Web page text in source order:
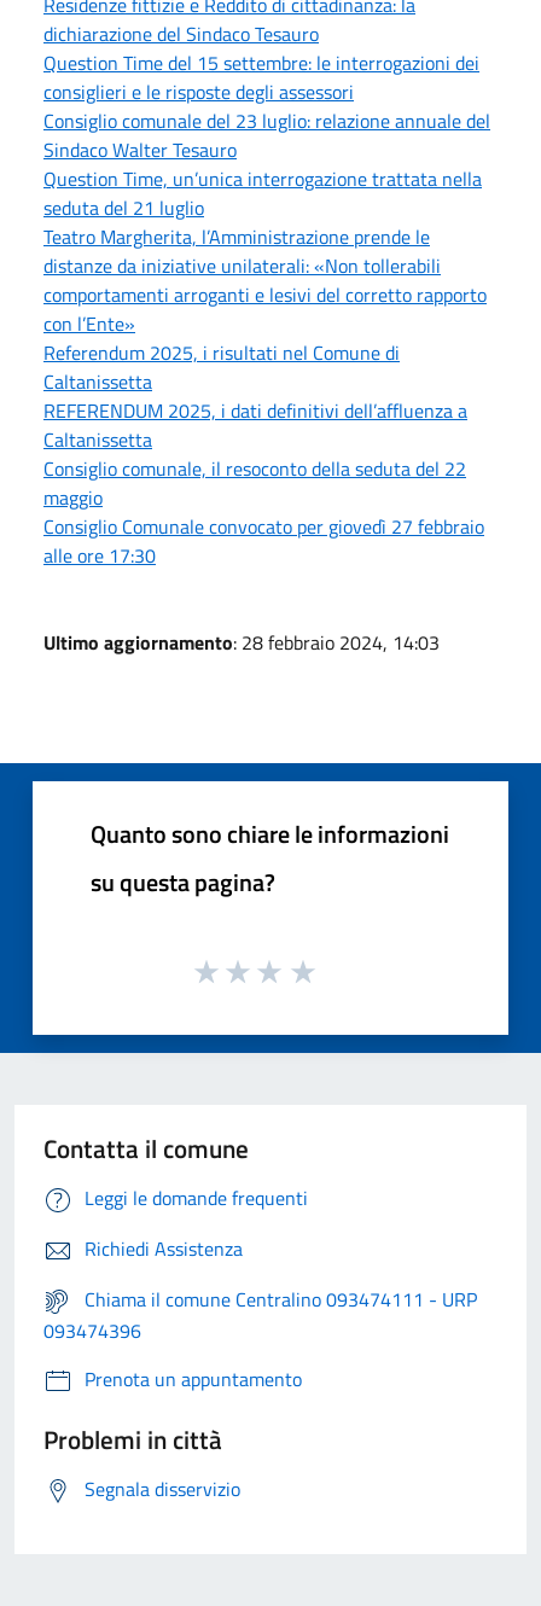
dichiarazione del Sindaco Tesauro
Question Time del 15 settembre: le interrogazioni dei
consiglieri e le risposte degli assessori
Consiglio comunale del 23 luglio: relazione annuale del
Sindaco Walter Tesauro
Question Time, un’unica interrogazione trattata nella
seduta del 21 luglio
Teatro Margherita, l’Amministrazione prende le
distanze da iniziative unilaterali: «Non tollerabili
comportamenti arroganti e lesivi del corretto rapporto
con l’Ente»
Referendum 2025, i risultati nel Comune di
Caltanissetta
REFERENDUM 2025, i dati definitivi dell’affluenza a
Caltanissetta
Consiglio comunale, il resoconto della seduta del 22
maggio
Consiglio Comunale convocato per giovedì 27 febbraio
alle ore 17:30
Ultimo aggiornamento: 28 febbraio 2024, 14:03
Quanto sono chiare le informazioni
su questa pagina?
Contatta il comune
Leggi le domande frequenti
Richiedi Assistenza
Chiama il comune Centralino 093474111 - URP
093474396
Prenota un appuntamento
Problemi in città
Segnala disservizio